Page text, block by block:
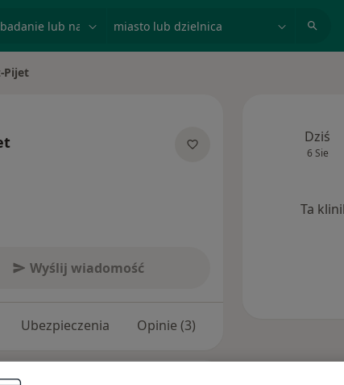
Pijet
Wyślij wiadomość
Ubezpieczenia Opinie (3)
Dziś
6 Sie
Ta